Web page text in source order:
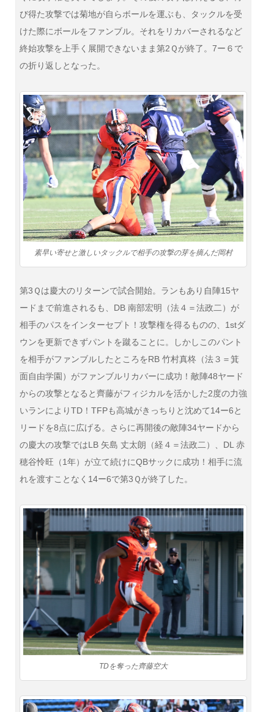
び得た攻撃では菊地が自らボールを運ぶも、タックルを受
けた際にボールをファンブル。それをリカバーされるなど
終始攻撃を上手く展開できないまま第2Ｑが終了。7ー６で
の折り返しとなった。
素早い寄せと激しいタックルで相手の攻撃の芽を摘んだ岡村
第3Ｑは慶大のリターンで試合開始。ランもあり自陣15ヤ
ードまで前進されるも、DB 南部宏明（法４＝法政二）が
相手のパスをインターセプト！攻撃権を得るものの、1stダ
ウンを更新できずパントを蹴ることに。しかしこのパント
を相手がファンブルしたところをRB 竹村真柊（法３＝箕
面自由学園）がファンブルリカバーに成功！敵陣48ヤード
からの攻撃となると齊藤がフィジカルを活かした2度の力強
いランによりTD！TFPも高城がきっちりと沈めて14ー6と
リードを8点に広げる。さらに再開後の敵陣34ヤードから
の慶大の攻撃ではLB 矢島 丈太朗（経４＝法政二）、DL 赤
穂谷怜旺（1年）が立て続けにQBサックに成功！相手に流
れを渡すことなく14ー6で第3Ｑが終了した。
TDを奪った齊藤空大